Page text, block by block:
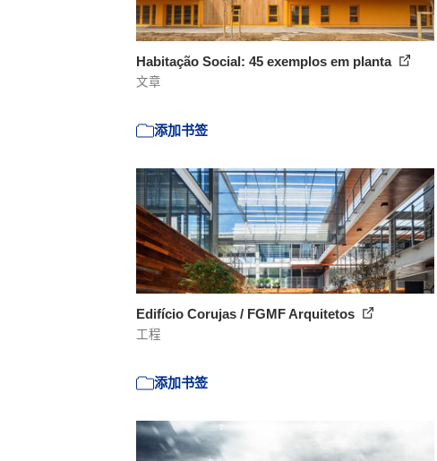
Habitação Social: 45 exemplos em planta
文章
添加书签
Edifício Corujas / FGMF Arquitetos
工程
添加书签